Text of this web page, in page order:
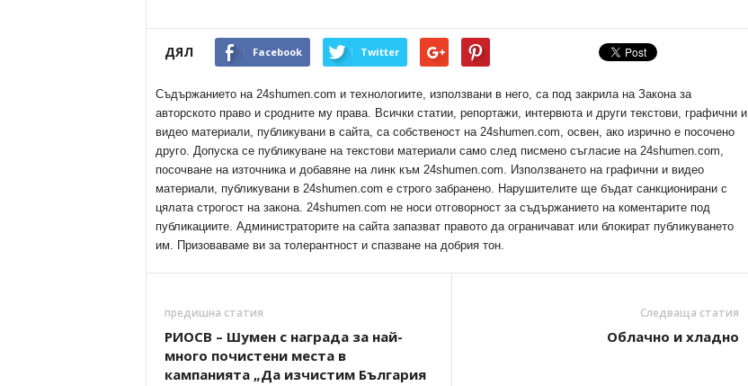
ДЯЛ Facebook Twitter
Съдържанието на 24shumen.com и технологиите, използвани в него, са под закрила на Закона за
авторското право и сродните му права. Всички статии, репортажи, интервюта и други текстови, графични и
видео материали, публикувани в сайта, са собственост на 24shumen.com, освен, ако изрично е посочено
друго. Допуска се публикуване на текстови материали само след писмено съгласие на 24shumen.com,
посочване на източника и добавяне на линк към 24shumen.com. Използването на графични и видео
материали, публикувани в 24shumen.com е строго забранено. Нарушителите ще бъдат санкционирани с
цялата строгост на закона. 24shumen.com не носи отговорност за съдържанието на коментарите под
публикациите. Администраторите на сайта запазват правото да ограничават или блокират публикуването
им. Призоваваме ви за толерантност и спазване на добрия тон.
предишна статия
РИОСВ – Шумен с награда за най-
много почистени места в
кампанията „Да изчистим България
Следваща статия
Облачно и хладно